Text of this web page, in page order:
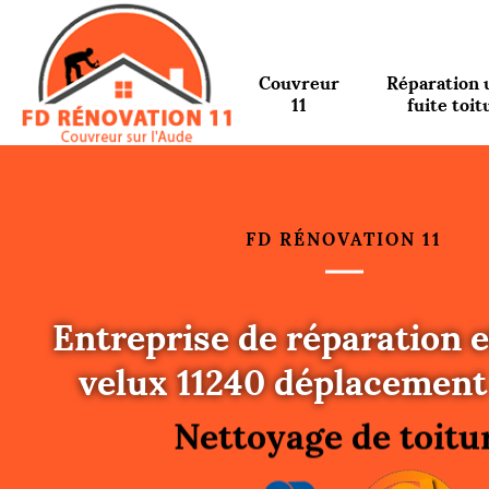
Couvreur
11
Réparation
fuite
FD RÉNOVATION 11
Entreprise de réparation
velux 11240
Urgence fuite
Changement de
Nettoyage de